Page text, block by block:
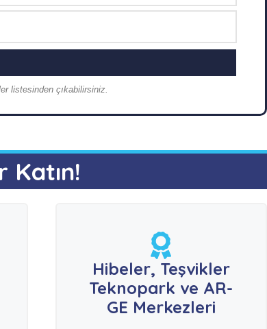
listesinden çıkabilirsiniz.
Katın!
Hibeler, Teşvikler
Teknopark ve AR-
GE Merkezleri